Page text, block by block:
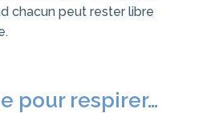
chacun peut rester libre
pour respirer…